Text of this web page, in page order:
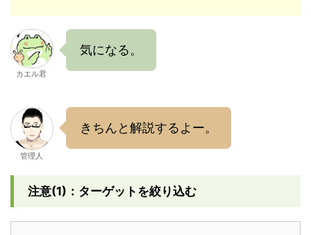
カエル君
気になる。
管理人
きちんと解説するよー。
注意(1)：ターゲットを絞り込む